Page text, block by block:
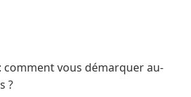
comment vous démarquer au-
?